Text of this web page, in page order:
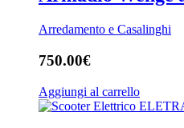
Arredamento e Casalinghi
750.00€
Aggiungi al carrello